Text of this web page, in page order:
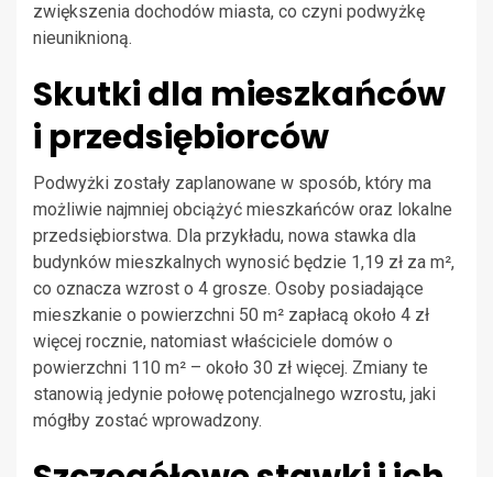
zwiększenia dochodów miasta, co czyni podwyżkę
nieuniknioną.
Skutki dla mieszkańców
i przedsiębiorców
Podwyżki zostały zaplanowane w sposób, który ma
możliwie najmniej obciążyć mieszkańców oraz lokalne
przedsiębiorstwa. Dla przykładu, nowa stawka dla
budynków mieszkalnych wynosić będzie 1,19 zł za m²,
co oznacza wzrost o 4 grosze. Osoby posiadające
mieszkanie o powierzchni 50 m² zapłacą około 4 zł
więcej rocznie, natomiast właściciele domów o
powierzchni 110 m² – około 30 zł więcej. Zmiany te
stanowią jedynie połowę potencjalnego wzrostu, jaki
mógłby zostać wprowadzony.